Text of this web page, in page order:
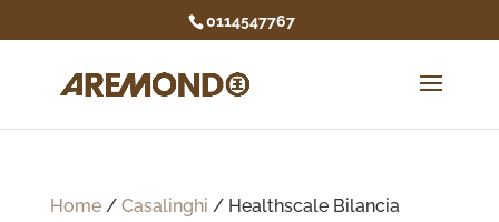
0114547767
Home/ Casalinghi / Healthscale Bilancia